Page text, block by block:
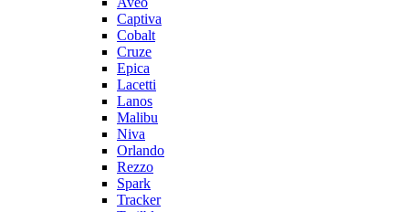
Captiva
Cobalt
Cruze
Epica
Lacetti
Lanos
Malibu
Niva
Orlando
Rezzo
Spark
Tracker